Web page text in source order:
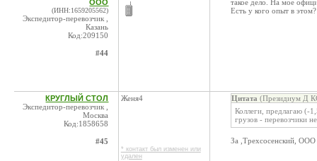
ООО
(ИНН:1659205562)
Экспедитор-перевозчик ,
Казань
Код:209150
#44
такое дело. На мое
Есть у кого опыт в
КРУГЛЫЙ СТОЛ
Экспедитор-перевозчик ,
Москва
Код:1858658
#45
Женя4
* контакт был изменен или
удален
Цитата (Президиум Д
Коллеги, предлагаю (-
грузов - перевозчики
За ,Трехсосенский, ООО